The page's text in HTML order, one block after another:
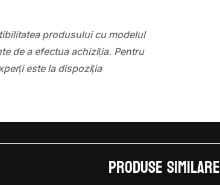
produsului cu modelul
de a efectua achiziția. Pentru
este la dispoziția
Produse similare